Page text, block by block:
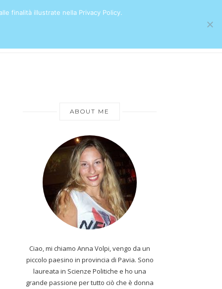
ABOUT ME
Ciao, mi chiamo Anna Volpi, vengo da un
piccolo paesino in provincia di Pavia. Sono
laureata in Scienze Politiche e ho una
grande passione per tutto ciò che è donna
finalità illustrate nella Privacy Policy.